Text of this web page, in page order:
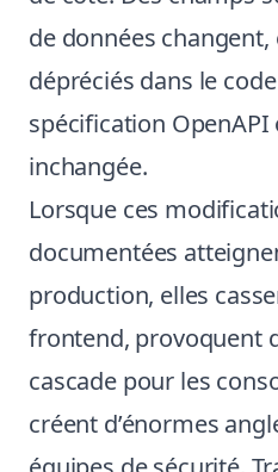
de données
dépréciés dans le
spécification
inchangée.
Lorsque ces
documentées
production, elles
frontend, provoquent
cascade pour les
créent d’énormes